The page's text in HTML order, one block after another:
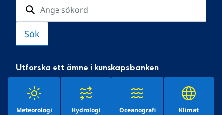
Utforska ett ämne i kunskapsbanken
Meteorologi Hydrologi Oceanografi Klimat